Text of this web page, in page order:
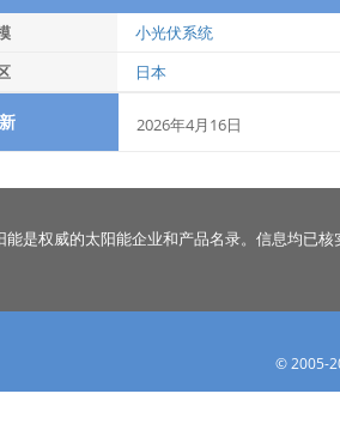
小光伏系统
日本
2026年4月16日
能是权威的太阳能企业和产品名录。信息均已
© 2005-